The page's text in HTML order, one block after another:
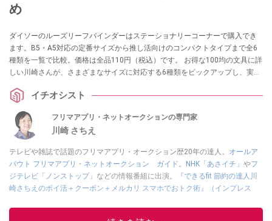
め
ダイソーのルーズリーフバインダーはステーショナリーコーナーで購入でき
ます。B5・A5対応の定番サイズから推し活向けのコンパクトタイプまで全6
種類を一覧で比較。価格は全品110円（税込）です。 お得な100均の文具に詳
しい川崎さんが、さまざまなサイズに対応する6種類をピックアップし、実際
イチオシスト
フリマアプリ・ネットオークションの専門家
川崎 さちえ
テレビや雑誌で話題のフリマアプリ・オークション歴20年の達人。 オールア
バウト フリマアプリ・ネットオークション ガイド。 NHK「あさイチ」 やフ
ジテレビ「ノンストップ」 などの情報番組に出演。
『できるfit 節約の達人川
崎さちえのポイ活＋クーポン＋メルカリ スマホでおトク術』（インプレス
的に稼ぐ！』（翔泳社刊）